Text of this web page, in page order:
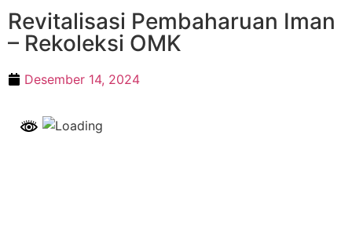
Revitalisasi Pembaharuan Iman
– Rekoleksi OMK
Desember 14, 2024